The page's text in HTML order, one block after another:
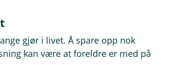
gjør i livet. Å spare opp nok
kan være at foreldre er med på